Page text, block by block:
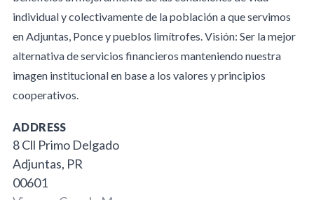
individual y colectivamente de la población a que servimos
en Adjuntas, Ponce y pueblos limítrofes. Visión: Ser la mejor
alternativa de servicios financieros manteniendo nuestra
imagen institucional en base a los valores y principios
cooperativos.
ADDRESS
8 Cll Primo Delgado
Adjuntas, PR
00601